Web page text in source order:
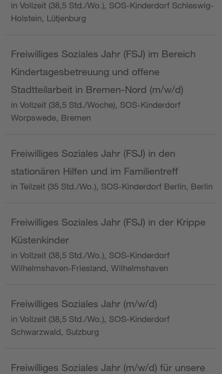
in Vollzeit (38,5 Std./Wo.), SOS-Kinderdorf Schleswig-
Holstein, Lütjenburg
Freiwilliges Soziales Jahr (FSJ) im Bereich
Kindertagesbetreuung und offene
Stadtteilarbeit in Bremen-Nord (m/w/d)
in Vollzeit (38,5 Std./Woche), SOS-Kinderdorf
Worpswede, Bremen
Freiwilliges Soziales Jahr (FSJ) in den
stationären Hilfen und im Familientreff
in Teilzeit (35 Std./Wo.), SOS-Kinderdorf Berlin, Berlin
Freiwilliges Soziales Jahr (FSJ) in der Krippe
Küstenkinder
in Vollzeit (38,5 Std./Wo.), SOS-Kinderdorf
Wilhelmshaven-Friesland, Wilhelmshaven
Freiwilliges Soziales Jahr (m/w/d)
in Vollzeit (38,5 Std./Wo.), SOS-Kinderdorf
Schwarzwald, Sulzburg
Freiwilliges Soziales Jahr (m/w/d) für unsere